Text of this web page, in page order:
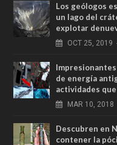
Los geólogos
un lago del
explotar
OCT 25, 2019
de energía
actividades
MAR 10, 2018
Descubren en
contener la